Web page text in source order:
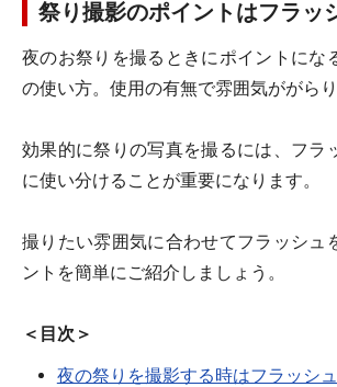
祭り撮影のポイントはフラッ
夜のお祭りを撮るときにポイントにな
の使い方。使用の有無で雰囲気ががらり
効果的に祭りの写真を撮るには、フラ
に使い分けることが重要になります。
撮りたい雰囲気に合わせてフラッシュ
ントを簡単にご紹介しましょう。
＜目次＞
夜の祭りを撮影する時はフラッシ